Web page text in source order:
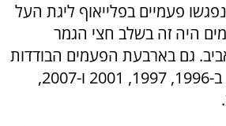
פעמיים בפלייאוף ליגת העל
היה זה בשלב חצי הגמר
גם בארבעת הפעמים הבודדות
שנפגשו בסדרת גמר, ב-1996, 1997, 2001 ו-2007,